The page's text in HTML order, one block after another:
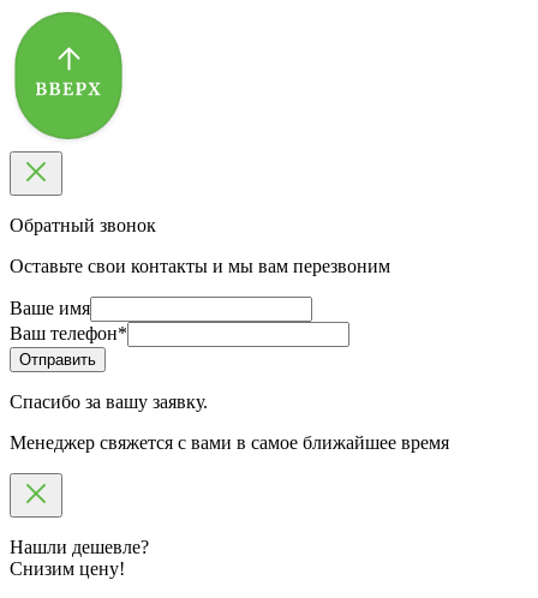
Обратный звонок
Оставьте свои контакты и мы вам перезвоним
Ваше имя
Ваш телефон*
Спасибо за вашу заявку.
Менеджер свяжется с вами в самое ближайшее время
Нашли дешевле?
Снизим цену!